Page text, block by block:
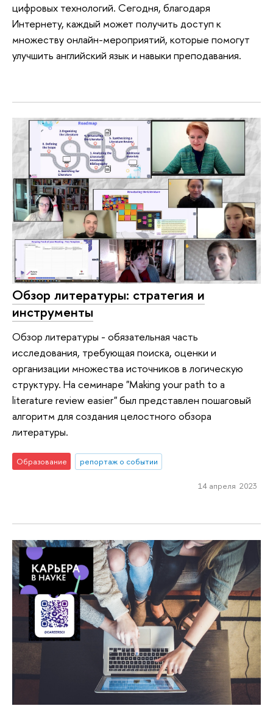
цифровых технологий. Сегодня, благодаря
Интернету, каждый может получить доступ к
множеству онлайн-мероприятий, которые помогут
улучшить английский язык и навыки преподавания.
Обзор литературы: стратегия и
инструменты
Обзор литературы - обязательная часть
исследования, требующая поиска, оценки и
организации множества источников в логическую
структуру. На семинаре "Making your path to a
literature review easier" был представлен пошаговый
алгоритм для создания целостного обзора
литературы.
Образование репортаж о событии
14 апреля 2023